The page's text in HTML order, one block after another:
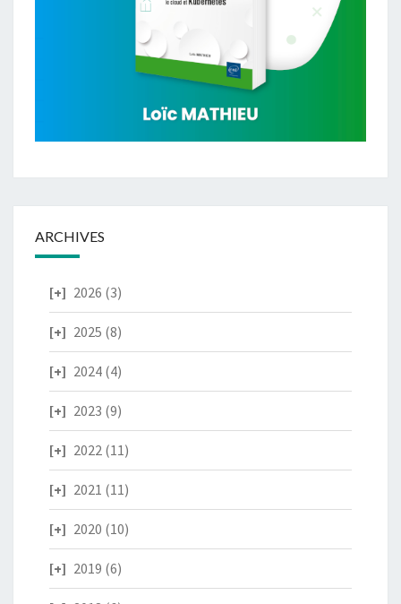
ARCHIVES
2026 (3)
2025 (8)
2024 (4)
2023 (9)
2022 (11)
2021 (11)
2020 (10)
2019 (6)